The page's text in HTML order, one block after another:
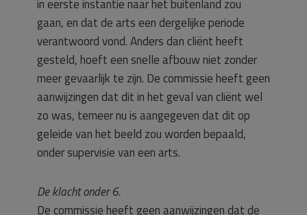
in eerste instantie naar het buitenland zou
gaan, en dat de arts een dergelijke periode
verantwoord vond. Anders dan cliënt heeft
gesteld, hoeft een snelle afbouw niet zonder
meer gevaarlijk te zijn. De commissie heeft geen
aanwijzingen dat dit in het geval van cliënt wel
zo was, temeer nu is aangegeven dat dit op
geleide van het beeld zou worden bepaald,
onder supervisie van een arts.
De klacht onder 6.
De commissie heeft geen aanwijzingen dat de